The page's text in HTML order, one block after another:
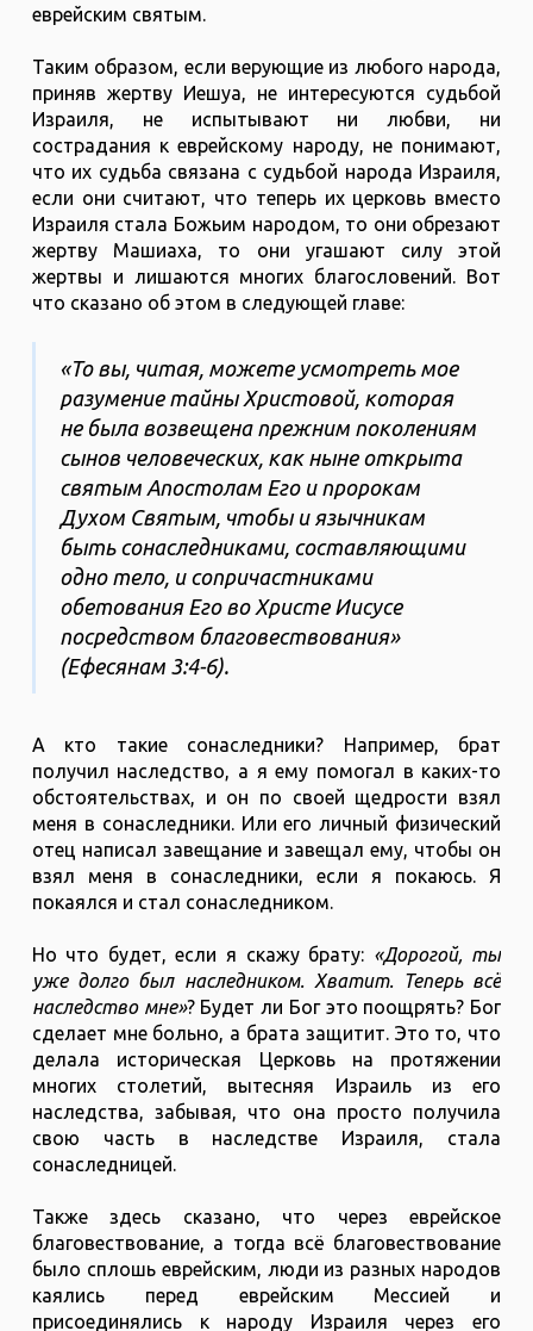
еврейским святым.
Таким образом, если верующие из любого народа,
приняв жертву Иешуа, не интересуются судьбой
Израиля, не испытывают ни любви, ни
сострадания к еврейскому народу, не понимают,
что их судьба связана с судьбой народа Израиля,
если они считают, что теперь их церковь вместо
Израиля стала Божьим народом, то они обрезают
жертву Машиаха, то они угашают силу этой
жертвы и лишаются многих благословений. Вот
что сказано об этом в следующей главе:
«То вы, читая, можете усмотреть мое
разумение тайны Христовой, которая
не была возвещена прежним поколениям
сынов человеческих, как ныне открыта
святым Апостолам Его и пророкам
Духом Святым, чтобы и язычникам
быть сонаследниками, составляющими
одно тело, и сопричастниками
обетования Его во Христе Иисусе
посредством благовествования»
(Ефесянам 3:4-6).
А кто такие сонаследники? Например, брат
получил наследство, а я ему помогал в каких-то
обстоятельствах, и он по своей щедрости взял
меня в сонаследники. Или его личный физический
отец написал завещание и завещал ему, чтобы он
взял меня в сонаследники, если я покаюсь. Я
покаялся и стал сонаследником.
Но что будет, если я скажу брату: «Дорогой, ты
уже долго был наследником. Хватит. Теперь всё
наследство мне»? Будет ли Бог это поощрять? Бог
сделает мне больно, а брата защитит. Это то, что
делала историческая Церковь на протяжении
многих столетий, вытесняя Израиль из его
наследства, забывая, что она просто получила
свою часть в наследстве Израиля, стала
сонаследницей.
Также здесь сказано, что через еврейское
благовествование, а тогда всё благовествование
было сплошь еврейским, люди из разных народов
каялись перед еврейским Мессией и
присоединялись к народу Израиля через его